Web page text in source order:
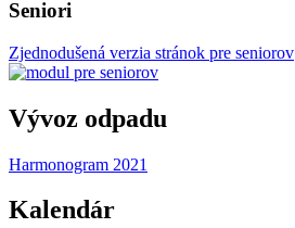
Seniori
Zjednodušená verzia stránok pre seniorov
Vývoz odpadu
Harmonogram 2021
Kalendár